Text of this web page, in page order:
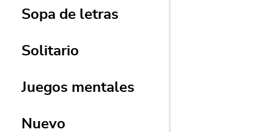
Sopa de letras
Solitario
Juegos mentales
Nuevo